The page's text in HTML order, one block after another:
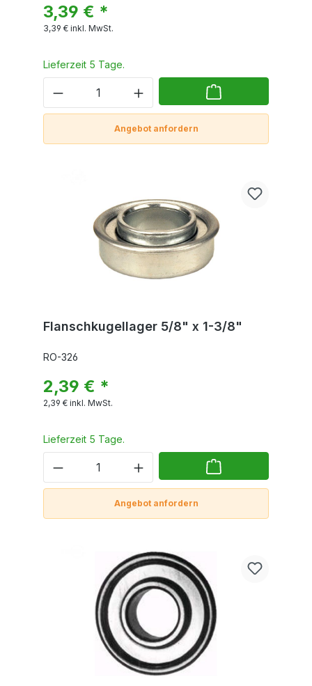
3,39 € *
3,39 € inkl. MwSt.
Lieferzeit 5 Tage.
Angebot anfordern
Flanschkugellager 5/8" x 1-3/8"
RO-326
2,39 € *
2,39 € inkl. MwSt.
Lieferzeit 5 Tage.
Angebot anfordern